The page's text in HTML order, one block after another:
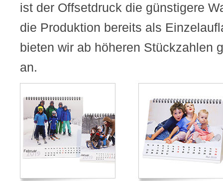
ist der Offsetdruck die günstigere
die Produktion bereits als
bieten wir ab höheren Stückzahlen
an.